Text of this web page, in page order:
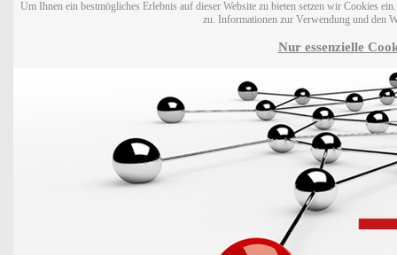
Um Ihnen ein bestmögliches Erlebnis auf dieser Website zu bieten setzen wir Cookies
zu. Informationen zur Verwendung und den
Nur essenzielle